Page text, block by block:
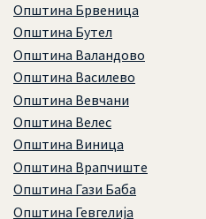
Општина Брвеница
Општина Бутел
Општина Валандово
Општина Василево
Општина Вевчани
Општина Велес
Општина Виница
Општина Врапчиште
Општина Гази Баба
Општина Гевгелија